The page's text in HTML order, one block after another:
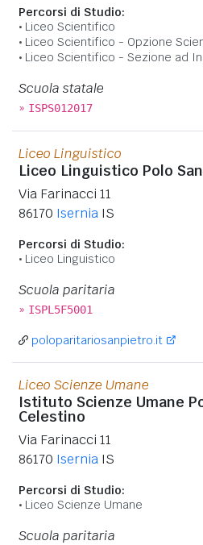
Percorsi di Studio:
Liceo Scientifico
Liceo Scientifico - Opzione
Liceo Scientifico - Sezione ad
Scuola statale
» ISPS012017
Liceo Linguistico
Liceo Linguistico Polo
Via Farinacci 11
86170 Isernia IS
Percorsi di Studio:
Liceo Linguistico
Scuola paritaria
» ISPL5F5001
poloparitariosanpietro.it
Liceo Scienze Umane
Istituto Scienze Umane
Celestino
Via Farinacci 11
86170 Isernia IS
Percorsi di Studio:
Liceo Scienze Umane
Scuola paritaria